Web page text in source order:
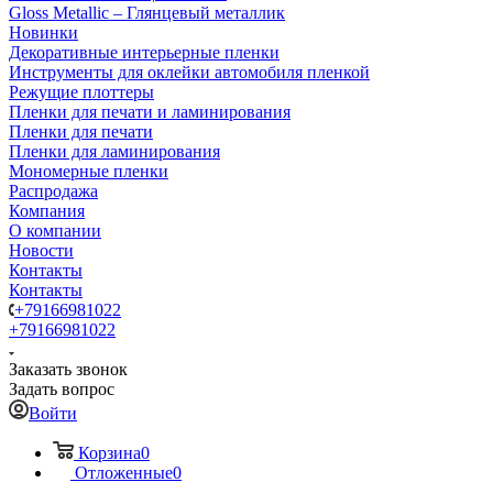
Gloss Metallic – Глянцевый металлик
Новинки
Декоративные интерьерные пленки
Инструменты для оклейки автомобиля пленкой
Режущие плоттеры
Пленки для печати и ламинирования
Пленки для печати
Пленки для ламинирования
Мономерные пленки
Распродажа
Компания
О компании
Новости
Контакты
Контакты
+79166981022
+79166981022
Заказать звонок
Задать вопрос
Войти
Корзина0
Отложенные0